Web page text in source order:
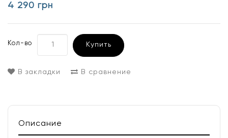
4 290 грн
Кол-во Купить
В закладки В сравнение
Описание